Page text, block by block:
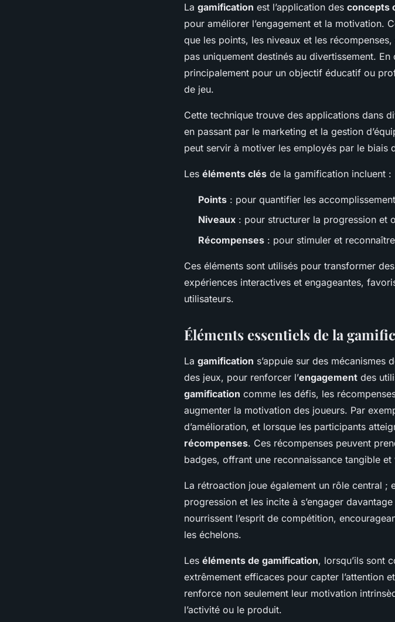
La gamification est l’application des concepts
pour améliorer l’engagement et la motivation.
que les points, les niveaux et les
pas uniquement destinés au divertissement.
principalement pour un objectif éducatif ou
de jeu.
Cette technique trouve des applications dans
en passant par le marketing et la gestion
peut servir à motiver les employés par le
Les éléments clés de la gamification incluent :
Points : pour quantifier les
Niveaux : pour structurer la progression et
Récompenses : pour stimuler et
Ces éléments sont utilisés pour transformer
expériences interactives et engageantes,
utilisateurs.
Éléments essentiels de la
La gamification s’appuie sur des
des jeux, pour renforcer l’engagement des
gamification comme les défis, les
augmenter la motivation des joueurs. Par
d’amélioration, et lorsque les participants
récompenses. Ces récompenses peuvent
badges, offrant une reconnaissance tangible
La rétroaction joue également un rôle central
progression et les incite à s’engager
nourrissent l’esprit de compétition,
les échelons.
Les éléments de gamification, lorsqu’ils sont
extrêmement efficaces pour capter l’attention
renforce non seulement leur motivation
l’activité ou le produit.